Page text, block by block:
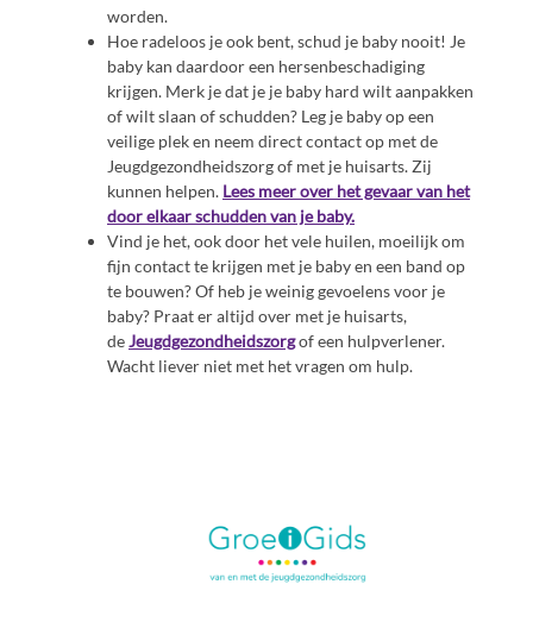
worden.
Hoe radeloos je ook bent, schud je baby nooit! Je
baby kan daardoor een hersenbeschadiging
krijgen. Merk je dat je je baby hard wilt aanpakken
of wilt slaan of schudden? Leg je baby op een
veilige plek en neem direct contact op met de
Jeugdgezondheidszorg of met je huisarts. Zij
kunnen helpen. Lees meer over het gevaar van het
door elkaar schudden van je baby.
Vind je het, ook door het vele huilen, moeilijk om
fijn contact te krijgen met je baby en een band op
te bouwen? Of heb je weinig gevoelens voor je
baby? Praat er altijd over met je huisarts,
deJeugdgezondheidszorgof een hulpverlener.
Wacht liever niet met het vragen om hulp.